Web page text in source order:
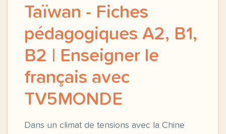
Taïwan - Fiches
pédagogiques A2, B1,
B2 | Enseigner le
français avec
TV5MONDE
Dans un climat de tensions avec la Chine